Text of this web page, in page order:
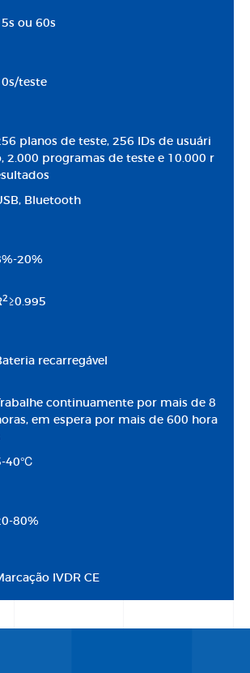
ou 60s
teste
planos de teste, 256 IDs de usuári
2.000 programas de teste e 10.000 r
Bluetooth
20%
2 ≥0.995
recarregável
continuamente por mais de 8
em espera por mais de 600 hora
40℃
80%
IVDR CE